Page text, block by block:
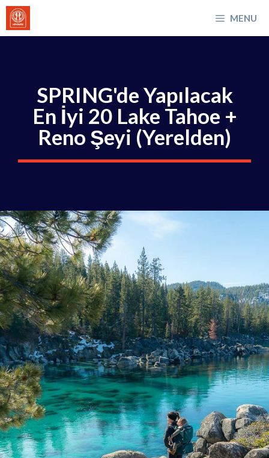
İçeriğe
atla
MENU
SPRING'de Yapılacak
En İyi 20 Lake Tahoe +
Reno Şeyi (Yerelden)